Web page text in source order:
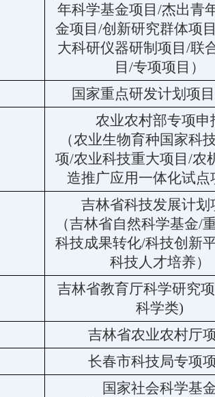
年科学基金项目/杰出青
金项目/创新研究群体项
大科研仪器研制项目/联
目/专项项目）
国家重点研发计划项
农业农村部专项申
（农业生物育种国家科
项/农业科技重大项目/农
造推广应用一体化试点
吉林省科技发展计划
（吉林省自然科学基金/
科技成果转化/科技创新
科技人才培养）
吉林省教育厅科学研究
科学类)
吉林省农业农村厅
长春市科技局专项
国家社会科学基